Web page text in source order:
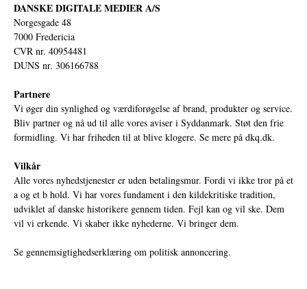
DANSKE DIGITALE MEDIER A/S
Norgesgade 48
7000 Fredericia
CVR nr. 40954481
DUNS nr. 306166788
Partnere
Vi øger din synlighed og værdiforøgelse af brand, produkter og service.
Bliv partner og nå ud til alle vores aviser i Syddanmark. Støt den frie
formidling. Vi har friheden til at blive klogere. Se mere på dkq.dk.
Vilkår
Alle vores nyhedstjenester er uden betalingsmur. Fordi vi ikke tror på et
a og et b hold. Vi har vores fundament i den kildekritiske tradition,
udviklet af danske historikere gennem tiden. Fejl kan og vil ske. Dem
vil vi erkende. Vi skaber ikke nyhederne. Vi bringer dem.
Se gennemsigtighedserklæring om politisk annoncering.